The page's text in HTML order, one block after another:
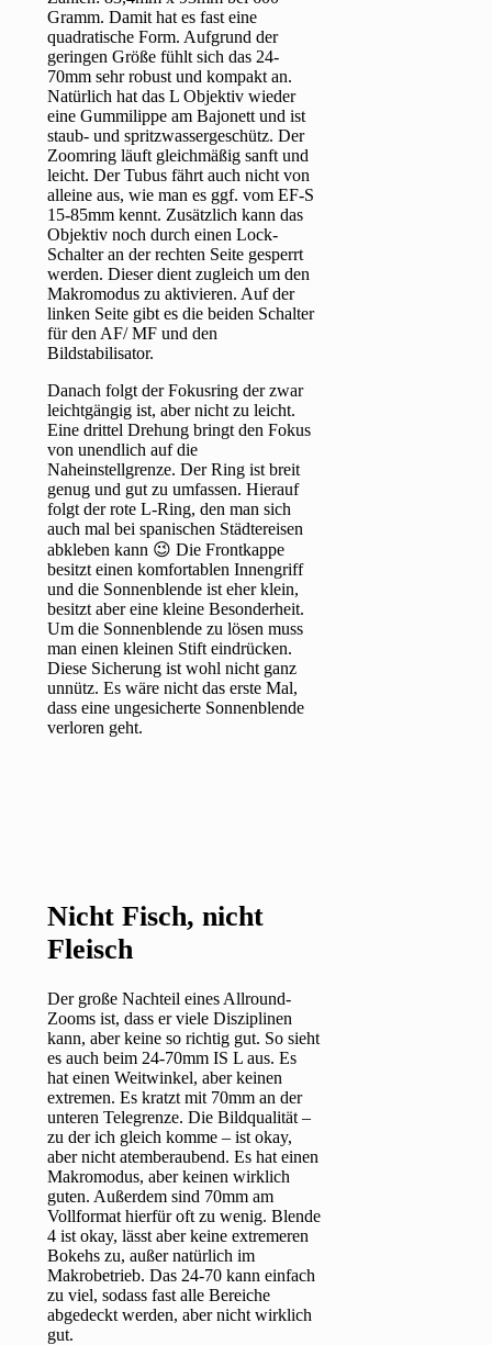
Gramm. Damit hat es fast eine
quadratische Form. Aufgrund der
geringen Größe fühlt sich das 24-
70mm sehr robust und kompakt an.
Natürlich hat das L Objektiv wieder
eine Gummilippe am Bajonett und ist
staub- und spritzwassergeschütz. Der
Zoomring läuft gleichmäßig sanft und
leicht. Der Tubus fährt auch nicht von
alleine aus, wie man es ggf. vom EF-S
15-85mm kennt. Zusätzlich kann das
Objektiv noch durch einen Lock-
Schalter an der rechten Seite gesperrt
werden. Dieser dient zugleich um den
Makromodus zu aktivieren. Auf der
linken Seite gibt es die beiden Schalter
für den AF/ MF und den
Bildstabilisator.
Danach folgt der Fokusring der zwar
leichtgängig ist, aber nicht zu leicht.
Eine drittel Drehung bringt den Fokus
von unendlich auf die
Naheinstellgrenze. Der Ring ist breit
genug und gut zu umfassen. Hierauf
folgt der rote L-Ring, den man sich
auch mal bei spanischen Städtereisen
abkleben kann 😉 Die Frontkappe
besitzt einen komfortablen Innengriff
und die Sonnenblende ist eher klein,
besitzt aber eine kleine Besonderheit.
Um die Sonnenblende zu lösen muss
man einen kleinen Stift eindrücken.
Diese Sicherung ist wohl nicht ganz
unnütz. Es wäre nicht das erste Mal,
dass eine ungesicherte Sonnenblende
verloren geht.
Nicht Fisch, nicht
Fleisch
Der große Nachteil eines Allround-
Zooms ist, dass er viele Disziplinen
kann, aber keine so richtig gut. So sieht
es auch beim 24-70mm IS L aus. Es
hat einen Weitwinkel, aber keinen
extremen. Es kratzt mit 70mm an der
unteren Telegrenze. Die Bildqualität –
zu der ich gleich komme – ist okay,
aber nicht atemberaubend. Es hat einen
Makromodus, aber keinen wirklich
guten. Außerdem sind 70mm am
Vollformat hierfür oft zu wenig. Blende
4 ist okay, lässt aber keine extremeren
Bokehs zu, außer natürlich im
Makrobetrieb. Das 24-70 kann einfach
zu viel, sodass fast alle Bereiche
abgedeckt werden, aber nicht wirklich
gut.